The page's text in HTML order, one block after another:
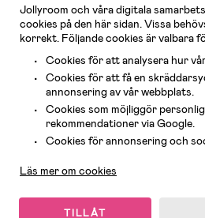
varumärken så som Britax, Maxi-Cosi, Baby
KidKraft, Ergobaby, Philips Avent, Neonate,
Välkommen in och kika runt i Nordens
© 2026 Jollyroom AB. Alla
Jollyroom och våra digitala
cookies på den här sidan. Vissa
korrekt. Följande cookies är valbara
Cookies för att analysera hur
Cookies för att få en
annonsering av vår webbplats.
Cookies som möjliggör
rekommendationer via Google.
Cookies för annonsering och
Läs mer om cookies
TILLÅT